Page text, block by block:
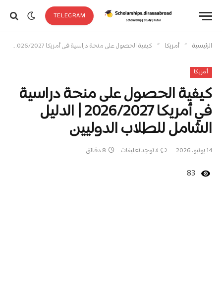
TELEGRAM
الرئيسية » أمريكا » كيفية الحصول على منحة دراسية في أمريكا 2026/2027 | الدليل الشامل للطلاب الدوليين
أمريكا
كيفية الحصول على منحة دراسية
في أمريكا 2026/2027 | الدليل
الشامل للطلاب الدوليين
14 يونيو، 2026 لا توجد تعليقات 8 دقائق
83